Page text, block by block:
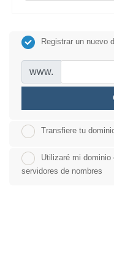
Registrar un nuevo
www.
Transfiere tu
Utilizaré mi
servidores de nombres